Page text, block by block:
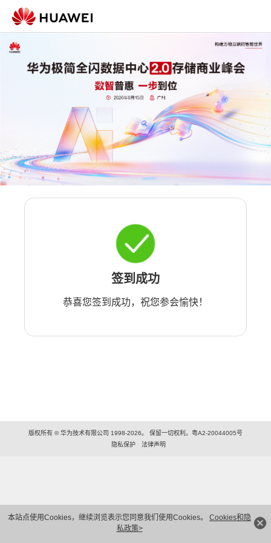
本站点使用Cookies，继续浏览表示您同意我们使用Cookies。 Cookies和隐
私政策>
签到成功
恭喜您签到成功，祝您参会愉快！
版权所有 © 华为技术有限公司 1998-2026。 保留一切权利。粤A2-20044005号
隐私保护
法律声明